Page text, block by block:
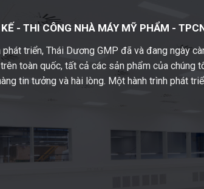
- THI CÔNG NHÀ MÁY MỸ PHẨM -
triển, Thái Dương GMP đã và đang ngày
toàn quốc, tất cả các sản phẩm của chúng
tin tưởng và hài lòng. Một hành trình phát